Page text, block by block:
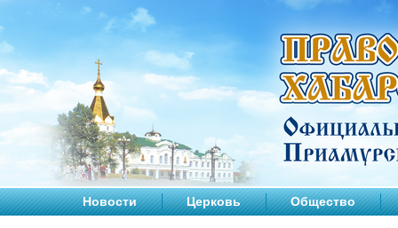
Новости Церковь Общество